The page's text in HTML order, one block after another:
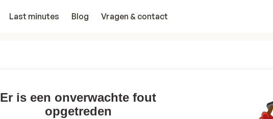
Last minutes Blog Vragen & contact
Er is een onverwachte fout
opgetreden